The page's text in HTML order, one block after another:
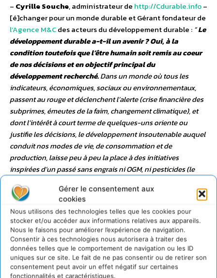
Gérer le consentement aux
cookies
Nous utilisons des technologies telles que les cookies pour
stocker et/ou accéder aux informations relatives aux appareils.
Nous le faisons pour améliorer l’expérience de navigation.
Consentir à ces technologies nous autorisera à traiter des
données telles que le comportement de navigation ou les ID
uniques sur ce site. Le fait de ne pas consentir ou de retirer son
consentement peut avoir un effet négatif sur certaines
fonctionnalités et caractéristiques.
– Cyrille Souche, administrateur de http://Cdurable.info–
[é]changer pour un monde durable et Gérant fondateur de
l’Agence M&Cdes acteurs du développement durable : “Le
développement durable a-t-il un avenir ? Oui, à la
condition toutefois que l’être humain soit remis au coeur
de nos décisions et en objectif principal du
développement recherché.Dans un monde où tous les
indicateurs, économiques, sociaux ou environnementaux,
passent au rouge et déclenchent l’alerte (crise financière des
subprimes, émeutes de la faim, changement climatique), et
dont l’intérêt à court terme de quelques-uns oriente ou
justifie les décisions, le développement insoutenable auquel
conduit nos modes de vie, de consommation et de
production, laisse peu à peu la place à des initiatives
inspirées d’un passé sans engrais ni OGM, ni pesticides (le
équitable, l’économie sociale et solidaire), sans
multinationales ni sociétés offshore (les TPE et les PME/PMI,
enracinées localement, engagées dans la RSE avant que le
sigle ne soit trouvé et orientées vers un « développement
durable » avant que le concept ne soit définit en 1987 par Gro
Harlem Brundtland, dans son rapport « Notre Avenir à Tous
»).Si le Développement Durable n’a pas d’avenir, alors c’est
l’être humain qui n’en a pas. Et la disparition des abeilles